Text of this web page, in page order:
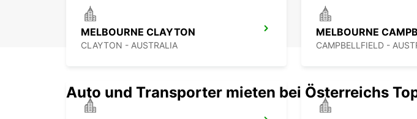
MELBOURNE CLAYTON
CLAYTON - AUSTRALIA
MELBOURNE
CAMPBELLFIELD -
Auto und Transporter mieten bei Österreichs